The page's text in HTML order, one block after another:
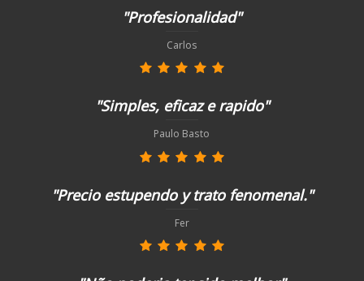
"Profesionalidad"
Carlos
"Simples, eficaz e rapido"
Paulo Basto
"Precio estupendo y trato fenomenal."
Fer